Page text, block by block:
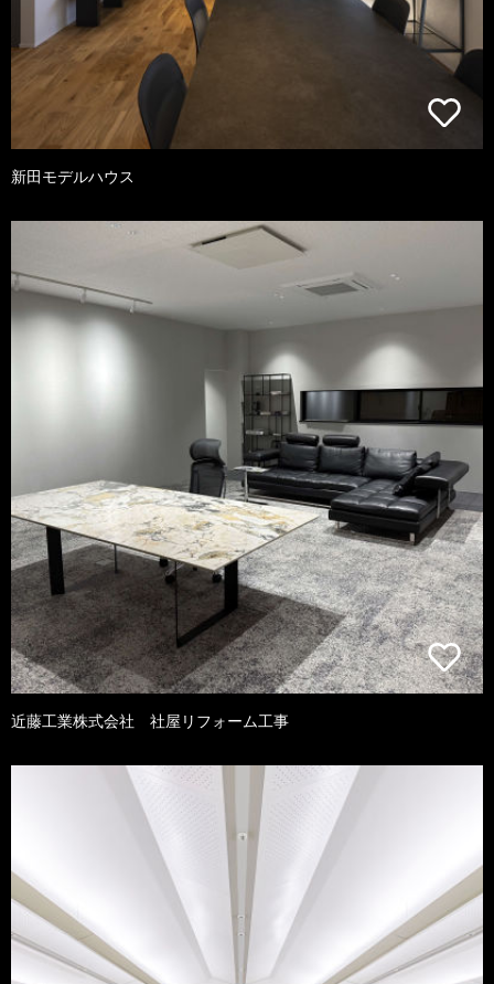
新田モデルハウス
近藤工業株式会社 社屋リフォーム工事